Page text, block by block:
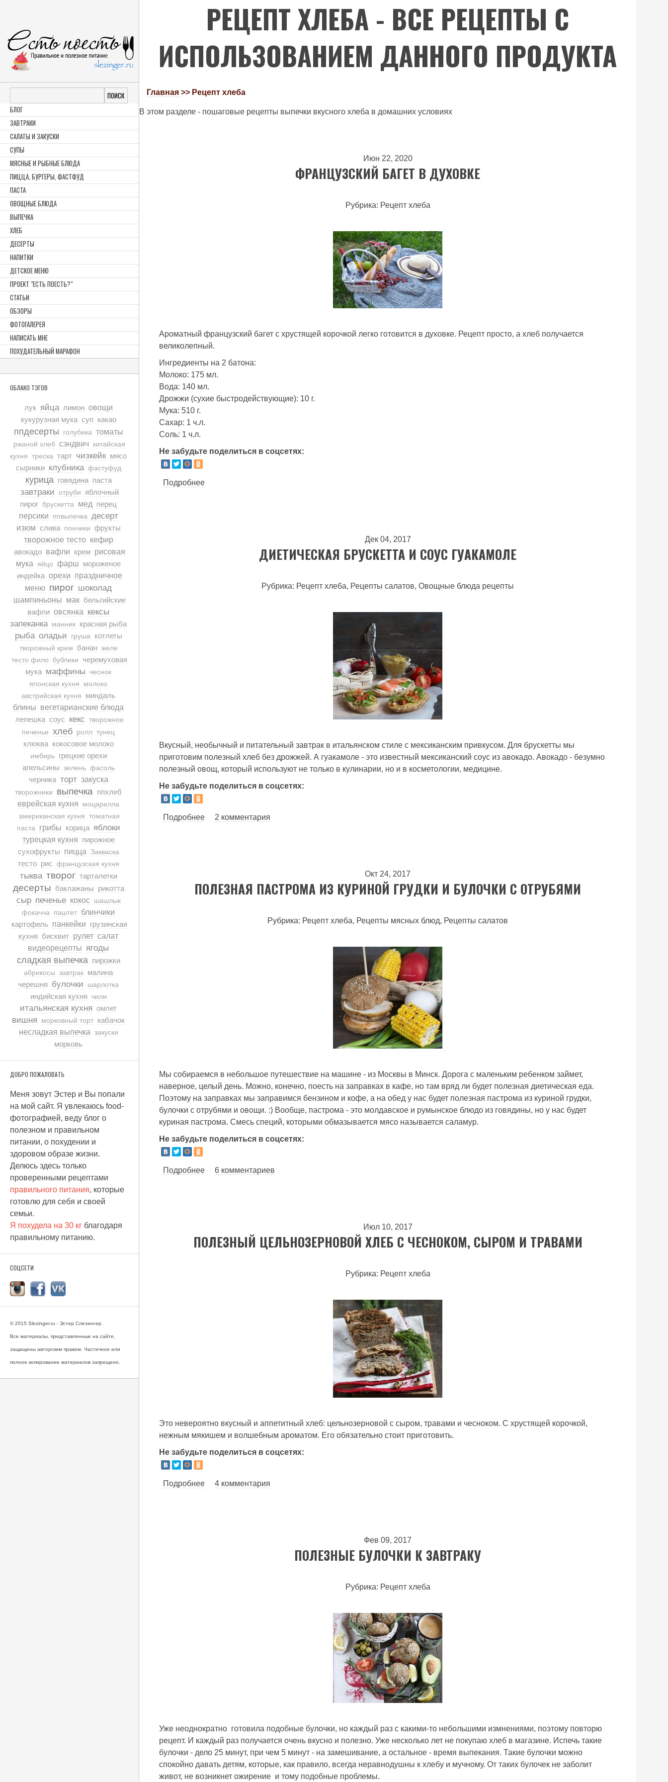
БЛОГ
ЗАВТРАКИ
САЛАТЫ И ЗАКУСКИ
СУПЫ
МЯСНЫЕ И РЫБНЫЕ БЛЮДА
ПИЦЦА, БУРГЕРЫ, ФАСТФУД
ПАСТА
ОВОЩНЫЕ БЛЮДА
ВЫПЕЧКА
ХЛЕБ
ДЕСЕРТЫ
НАПИТКИ
ДЕТСКОЕ МЕНЮ
ПРОЕКТ "ЕСТЬ ПОЕСТЬ?"
СТАТЬИ
ОБЗОРЫ
ФОТОГАЛЕРЕЯ
НАПИСАТЬ МНЕ
ПОХУДАТЕЛЬНЫЙ МАРАФОН
ОБЛАКО ТЭГОВ
лук яйца лимон овощи
кукурузная мука суп какао
ппдесерты голубика томаты
ржаной хлеб сэндвич китайская
кухня треска тарт чизкейк мясо
сырники клубника фастуфуд
курица говядина паста
завтраки отруби
яблочный
пирог брускетта мед перец
персики
ппвыпечка десерт
изюм слива пончики фрукты
творожное тесто кефир
авокадо вафли крем рисовая
мука
яйцо фарш мороженое
индейка орехи праздничное
меню пирог шоколад
шампиньоны мак бельгийские
вафли овсянка кексы
запеканка манник красная рыба
рыба оладьи груша котлеты
творожный крем банан желе
тесто фило
бублики
черемуховая
мука маффины
чеснок
японская кухня
молоко
австрийская кухня
миндаль
блины вегетарианские блюда
лепешка соус кекс творожное
печенье хлеб ролл тунец
клюква кокосовое молоко
имбирь грецкие орехи
апельсины зелень фасоль
черника торт закуска
творожники выпечка ппхлеб
еврейская кухня
моцарелла
американская кухня томатная
паста
грибы корица яблоки
турецкая кухня пирожное
сухофрукты пицца Закваска
тесто рис французская кухня
тыква творог тарталетки
десерты баклажаны рикотта
сыр печенье кокос шашлык
фокачча
паштет блинчики
картофель панкейки грузинская
кухня бисквит рулет салат
видеорецепты ягоды
сладкая выпечка пирожки
абрикосы завтрак малина
черешня булочки шарлотка
индийская кухня чили
итальянская кухня омлет
вишня морковный торт кабачок
несладкая выпечка закуски
морковь
ДОБРО ПОЖАЛОВАТЬ
Меня зовут Эстер и Вы попали
на мой сайт. Я увлекаюсь food-
фотографией, веду блог о
полезном и правильном
питании, о похудении и
здоровом образе жизни.
Делюсь здесь только
проверенными рецептами
правильного питания, которые
готовлю для себя и своей
семьи.
Я похудела на 30 кг благодаря
правильному питанию.
СОЦСЕТИ
© 2015 Slezinger.ru - Эстер Слезингер.
Все материалы, представленные на сайте,
защищены авторским правом. Частичное или
полное копирование материалов запрещено.
РЕЦЕПТ ХЛЕБА - ВСЕ РЕЦЕПТЫ С
ИСПОЛЬЗОВАНИЕМ ДАННОГО ПРОДУКТА
Главная >> Рецепт хлеба
В этом разделе - пошаговые рецепты выпечки вкусного хлеба в домашних условиях
Июн 22, 2020
ФРАНЦУЗСКИЙ БАГЕТ В ДУХОВКЕ
Рубрика: Рецепт хлеба
Ароматный французский багет с хрустящей корочкой легко готовится в духовке. Рецепт просто, а хлеб получается
великолепный.
Ингредиенты на 2 батона:
Молоко: 175 мл.
Вода: 140 мл.
Дрожжи (сухие быстродействующие): 10 г.
Мука: 510 г.
Сахар: 1 ч.л.
Соль: 1 ч.л.
Не забудьте поделиться в соцсетях:
Подробнее
Дек 04, 2017
ДИЕТИЧЕСКАЯ БРУСКЕТТА И СОУС ГУАКАМОЛЕ
Рубрика: Рецепт хлеба, Рецепты салатов, Овощные блюда рецепты
Вкусный, необычный и питательный завтрак в итальянском стиле с мексиканским привкусом. Для брускетты мы
приготовим полезный хлеб без дрожжей. А гуакамоле - это известный мексиканский соус из авокадо. Авокадо - безумно
полезный овощ, который используют не только в кулинарии, но и в косметологии, медицине.
Не забудьте поделиться в соцсетях:
Подробнее о Диетическая брускетта и соус гуакамоле
2 комментария
Окт 24, 2017
ПОЛЕЗНАЯ ПАСТРОМА ИЗ КУРИНОЙ ГРУДКИ И БУЛОЧКИ С ОТРУБЯМИ
Рубрика: Рецепт хлеба, Рецепты мясных блюд, Рецепты салатов
Мы собираемся в небольшое путешествие на машине - из Москвы в Минск. Дорога с маленьким ребенком займет,
наверное, целый день. Можно, конечно, поесть на заправках в кафе, но там вряд ли будет полезная диетическая еда.
Поэтому на заправках мы заправимся бензином и кофе, а на обед у нас будет полезная пастрома из куриной грудки,
булочки с отрубями и овощи. :) Вообще, пастрома - это молдавское и румынское блюдо из говядины, но у нас будет
куриная пастрома. Смесь специй, которыми обмазывается мясо называется саламур.
Не забудьте поделиться в соцсетях:
Подробнее о Полезная пастрома из куриной грудки и булочки с отрубями
6 комментариев
Июл 10, 2017
ПОЛЕЗНЫЙ ЦЕЛЬНОЗЕРНОВОЙ ХЛЕБ С ЧЕСНОКОМ, СЫРОМ И ТРАВАМИ
Рубрика: Рецепт хлеба
Это невероятно вкусный и аппетитный хлеб: цельнозерновой с сыром, травами и чесноком. С хрустящей корочкой,
нежным мякишем и волшебным ароматом. Его обязательно стоит приготовить.
Не забудьте поделиться в соцсетях:
Подробнее о Полезный цельнозерновой хлеб с чесноком, сыром и травами
4 комментария
Фев 09, 2017
ПОЛЕЗНЫЕ БУЛОЧКИ К ЗАВТРАКУ
Рубрика: Рецепт хлеба
Уже неоднократно готовила подобные булочки, но каждый раз с какими-то небольшими измнениями, поэтому повторю
рецепт. И каждый раз получается очень вкусно и полезно. Уже несколько лет не покупаю хлеб в магазине. Испечь такие
булочки - дело 25 минут, при чем 5 минут - на замешивание, а остальное - время выпекания. Такие булочки можно
спокойно давать детям, которые, как правило, всегда неравнодушны к хлебу и мучному. От таких булочек не заболит
живот, не возникнет ожирение и тому подобные проблемы.